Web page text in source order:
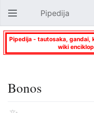
Atverti pagrindinį meniu Pipedija
Pipedija - tautosaka, gandai,
wiki
Bonos